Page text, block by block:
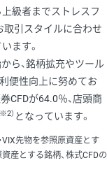
級者までストレスフ
取引スタイルに合わせ
ます。
ら、銘柄拡充やツール
便性向上に努めてお
CFDが64.0％、店頭商
※2） となっています。
VIX先物を参照原資産とす
産とする銘柄、株式CFDの